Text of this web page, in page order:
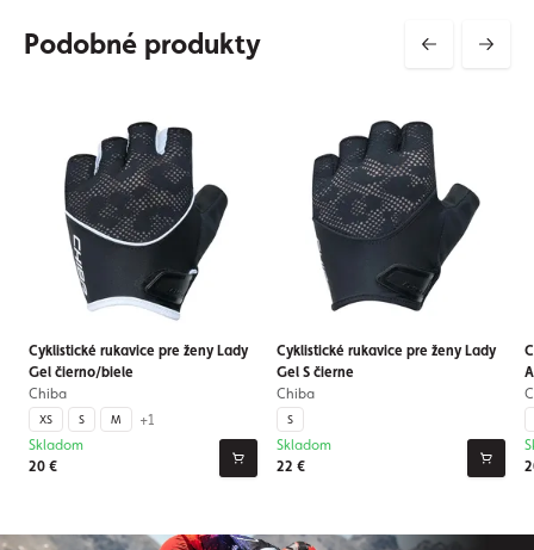
Podobné produkty
Cyklistické rukavice pre ženy Lady
Gel čierno/biele
Chiba
XS S M +1
20 €
Skladom
Cyklistické rukavice pre ženy Lady
Gel S čierne
Chiba
S
22 €
Skladom